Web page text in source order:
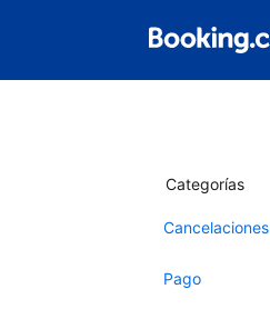
Categorías
Cancelaciones
Pago